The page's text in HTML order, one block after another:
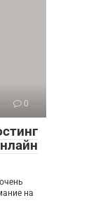
0
на